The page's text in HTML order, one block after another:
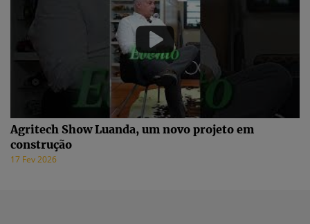
Agritech Show Luanda, um novo projeto em
construção
17 Fev 2026